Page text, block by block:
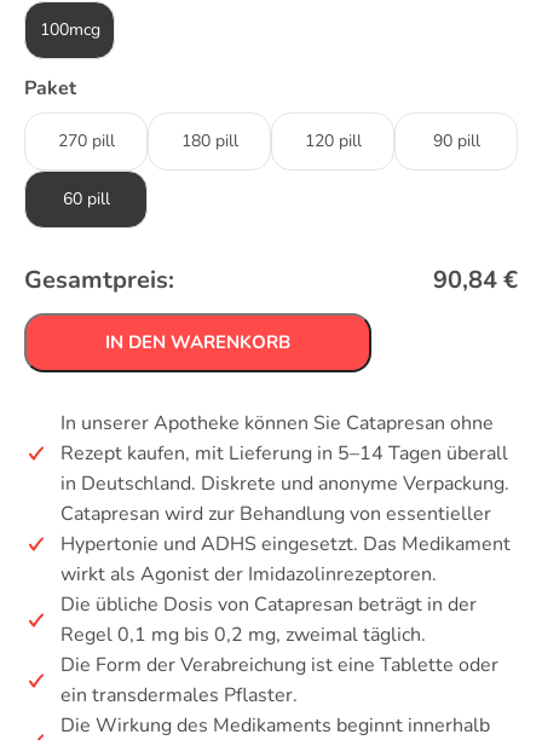
100mcg
Paket
270 pill 180 pill 120 pill 90 pill
60 pill
Gesamtpreis: 90,84€
IN DEN WARENKORB
In unserer Apotheke können Sie Catapresan ohne
Rezept kaufen, mit Lieferung in 5–14 Tagen überall
in Deutschland. Diskrete und anonyme Verpackung.
Catapresan wird zur Behandlung von essentieller
Hypertonie und ADHS eingesetzt. Das Medikament
wirkt als Agonist der Imidazolinrezeptoren.
Die übliche Dosis von Catapresan beträgt in der
Regel 0,1 mg bis 0,2 mg, zweimal täglich.
Die Form der Verabreichung ist eine Tablette oder
ein transdermales Pflaster.
Die Wirkung des Medikaments beginnt innerhalb